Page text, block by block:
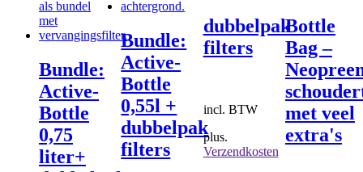
Bundle:
Active-
Bottle
0,75
liter+
Bundle:
Active-
Bottle
0,55l +
dubbelpak
filters
dubbelpak
filters
incl. BTW
plus.
Verzendkosten
Bottle
Bag –
met veel
extra's